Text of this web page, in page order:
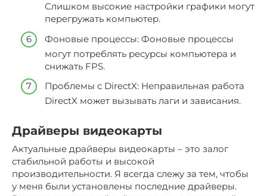
Слишком высокие настройки графики могут
перегружать компьютер.
Фоновые процессы: Фоновые процессы
могут потреблять ресурсы компьютера и
снижать FPS.
Проблемы с DirectX: Неправильная работа
DirectX может вызывать лаги и зависания.
Драйверы видеокарты
Актуальные драйверы видеокарты – это залог
стабильной работы и высокой
производительности. Я всегда слежу за тем, чтобы
у меня были установлены последние драйверы.